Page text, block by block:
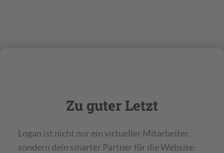
Zu guter Letzt
Logan ist nicht nur ein virtueller Mitarbeiter,
sondern dein smarter Partner für die Website-